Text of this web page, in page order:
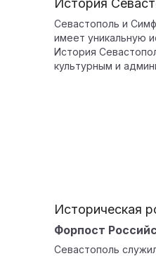
История
Севастополь и
имеет уникальную
История
культурным и
Историческая
Форпост
Севастополь